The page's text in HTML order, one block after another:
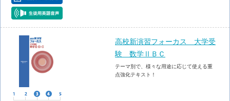
高校新演習フォーカス 大学受
験 数学ⅡＢＣ
テーマ別で、様々な用途に応じて使える重
点強化テキスト！